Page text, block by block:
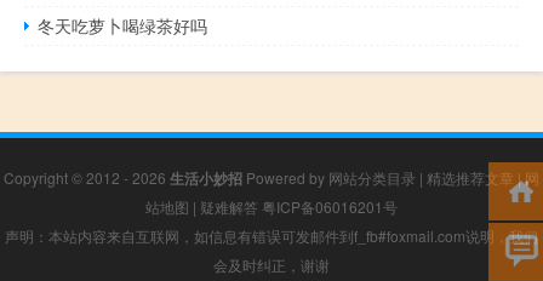
冬天吃萝卜喝绿茶好吗
Copyright © 2012 - 2026 生活小妙招 Powered by 网站分类目录 | 精选推荐文章 |网
站地图 | 疑难解答 粤ICP备06016201号
声明：本站内容来自互联网，如信息有错误可发邮件到f_fb#foxmail.com说明，我们
会及时纠正，谢谢